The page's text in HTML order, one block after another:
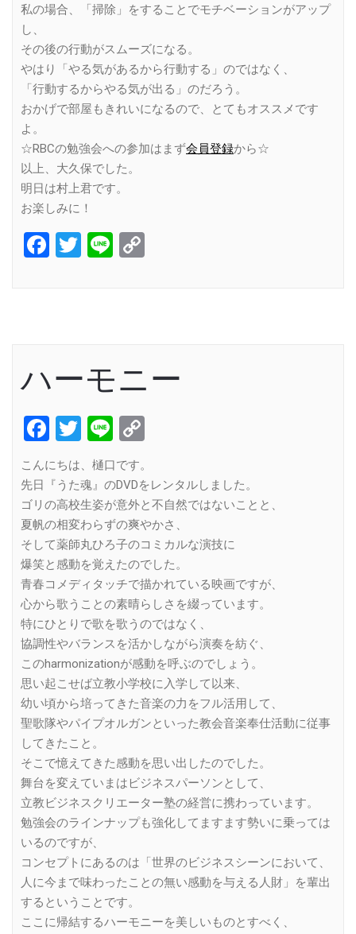
私の場合、「掃除」をすることでモチベーションがアップ
し、
その後の行動がスムーズになる。
やはり「やる気があるから行動する」のではなく、
「行動するからやる気が出る」のだろう。
おかげで部屋もきれいになるので、とてもオススメです
よ。
☆RBCの勉強会への参加はまず会員登録から☆
以上、大久保でした。
明日は村上君です。
お楽しみに！
Facebook
Twitter
Line
ハーモニー
Facebook
Twitter
Line
こんにちは、樋口です。
先日『うた魂』のDVDをレンタルしました。
ゴリの高校生姿が意外と不自然ではないことと、
夏帆の相変わらずの爽やかさ、
そして薬師丸ひろ子のコミカルな演技に
爆笑と感動を覚えたのでした。
青春コメディタッチで描かれている映画ですが、
心から歌うことの素晴らしさを綴っています。
特にひとりで歌を歌うのではなく、
協調性やバランスを活かしながら演奏を紡ぐ、
このharmonizationが感動を呼ぶのでしょう。
思い起こせば立教小学校に入学して以来、
幼い頃から培ってきた音楽の力をフル活用して、
聖歌隊やパイプオルガンといった教会音楽奉仕活動に従事
してきたこと。
そこで憶えてきた感動を思い出したのでした。
舞台を変えていまはビジネスパーソンとして、
立教ビジネスクリエーター塾の経営に携わっています。
勉強会のラインナップも強化してますます勢いに乗っては
いるのですが、
コンセプトにあるのは「世界のビジネスシーンにおいて、
人に今まで味わったことの無い感動を与える人財」を輩出
するということです。
ここに帰結するハーモニーを美しいものとすべく、